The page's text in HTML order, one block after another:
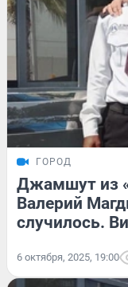
ГОРОД
Джамшут из
Валерий
случилось.
6 октября, 2025, 19:00